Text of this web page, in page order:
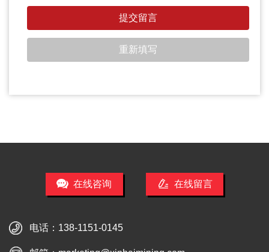
在线咨询 在线留言
电话： 138-1151-0145